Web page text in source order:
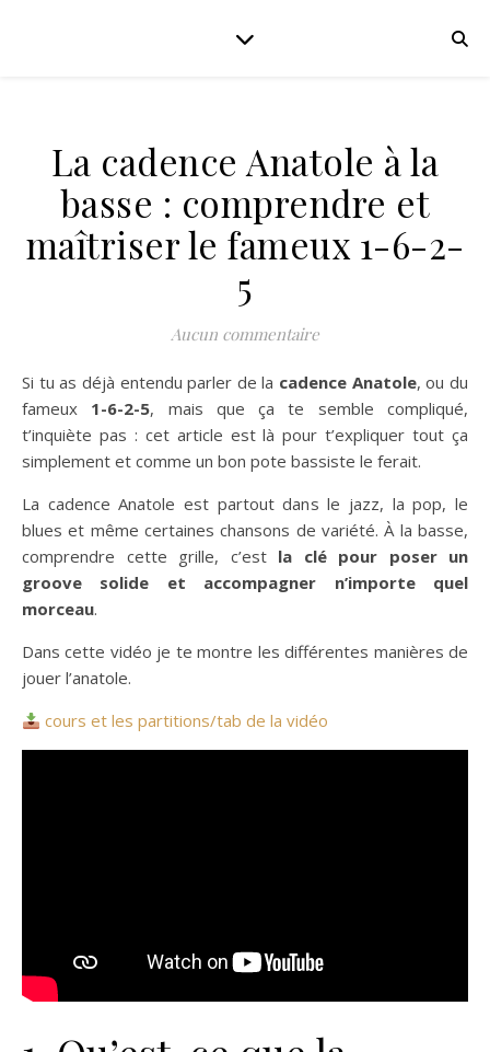
La cadence Anatole à la
basse : comprendre et
maîtriser le fameux 1-6-2-
5
Aucun commentaire
Si tu as déjà entendu parler de la cadence Anatole, ou du
fameux 1-6-2-5, mais que ça te semble compliqué,
t’inquiète pas : cet article est là pour t’expliquer tout ça
simplement et comme un bon pote bassiste le ferait.
La cadence Anatole est partout dans le jazz, la pop, le
blues et même certaines chansons de variété. À la basse,
comprendre cette grille, c’est la clé pour poser un
groove solide et accompagner n’importe quel
morceau.
Dans cette vidéo je te montre les différentes manières de
jouer l’anatole.
cours et les partitions/tab de la vidéo